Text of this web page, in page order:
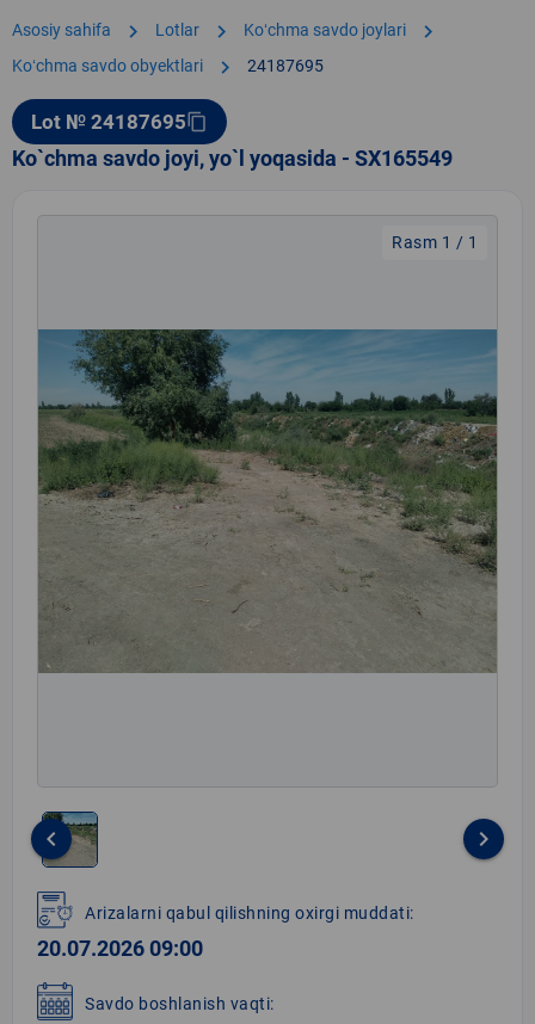
Asosiy sahifa chevron_right Lotlar chevron_right Koʻchma savdo joylari chevron_right
Koʻchma savdo obyektlari chevron_right 24187695
Lot № 24187695content_copy
Ko`chma savdo joyi, yo`l yoqasida - SX165549
Rasm 1 / 1
1
of
1
keyboard_arrow_left keyboard_arrow_right
Arizalarni qabul qilishning oxirgi muddati:
20.07.2026 09:00
Savdo boshlanish vaqti: